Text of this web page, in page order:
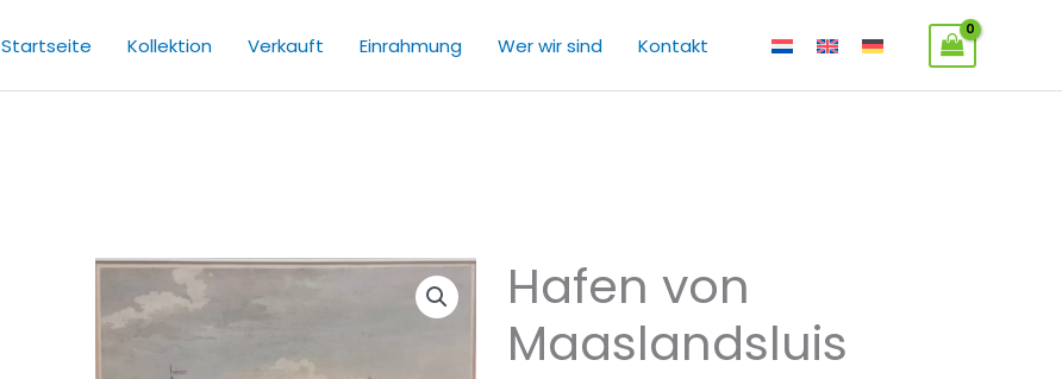
Startseite Kollektion Verkauft Einrahmung Wer wir sind Kontakt
Hafen von
Maaslandsluis
Hafen
von
Maaslandsluis